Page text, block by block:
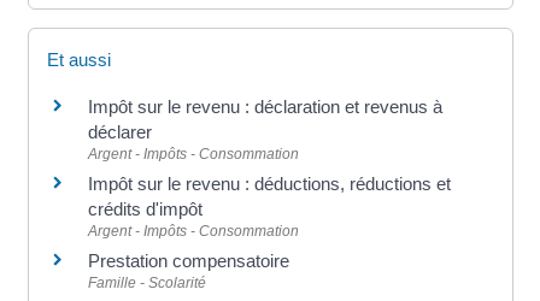
Et aussi
Impôt sur le revenu : déclaration et revenus à
déclarer
Argent - Impôts - Consommation
Impôt sur le revenu : déductions, réductions et
crédits d'impôt
Argent - Impôts - Consommation
Prestation compensatoire
Famille - Scolarité